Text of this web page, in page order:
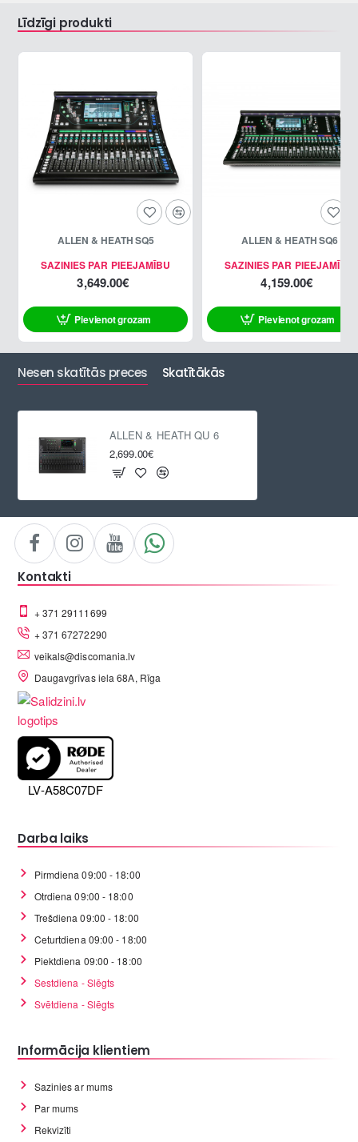
Līdzīgi produkti
SAZINIES PAR PIEEJAMĪBU
ALLEN & HEATH SQ5
3,649.00€
Pievienot grozam
SAZINIES PAR PIEEJAMĪBU
ALLEN & HEATH SQ6
4,159.00€
Pievienot grozam
Nesen skatītās preces Skatītākās
ALLEN & HEATH QU 6
2,699.00€
Kontakti
+ 371 29111699
+ 371 67272290
veikals@discomania.lv
Daugavgrīvas iela 68A, Rīga
LV-A58C07DF
Darba laiks
Pirmdiena 09:00 - 18:00
Otrdiena 09:00 - 18:00
Trešdiena 09:00 - 18:00
Ceturtdiena 09:00 - 18:00
Piektdiena 09:00 - 18:00
Sestdiena - Slēgts
Svētdiena - Slēgts
Informācija klientiem
Sazinies ar mums
Par mums
Rekvizīti